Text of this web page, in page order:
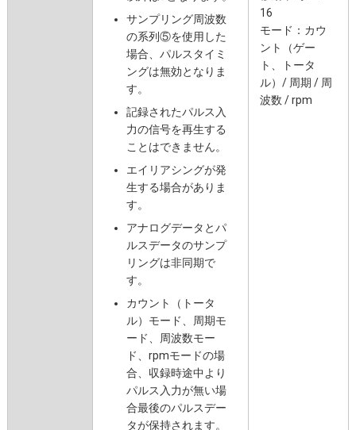
サンプリング周波数
の系列⑤を使用した
場合、パルスタイミ
ングは無効となりま
す。
記録されたパルス入
力の信号を再生する
ことはできません。
エイリアシングが発
生する場合がありま
す。
アナログデータとパ
ルスデータのサンプ
リングは非同期で
す。
カウント（トータ
ル）モード、周期モ
ード、周波数モー
ド、rpmモードの場
合、収録時途中より
パルス入力が無い場
合最後のパルスデー
タが保持されます。
16
モード：カウ
ント（ゲー
ト、トータ
ル）/ 周期 / 周
波数 / rpm